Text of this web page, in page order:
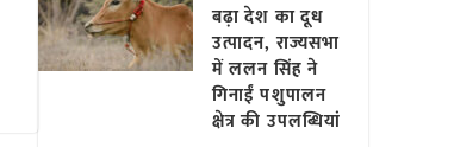
बढ़ा देश का दूध
उत्पादन, राज्यसभा
में ललन सिंह ने
गिनाईं पशुपालन
क्षेत्र की उपलब्धियां